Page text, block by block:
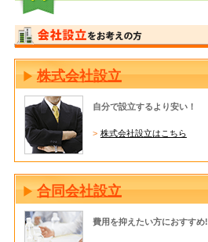
株式会社設立
自分で設立するより安い！
株式会社設立はこちら
合同会社設立
費用を抑えたい方におすすめ!